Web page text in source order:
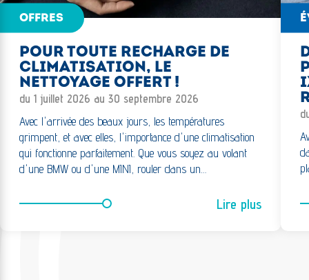
OFFRES
POUR TOUTE RECHARGE DE
CLIMATISATION, LE
NETTOYAGE OFFERT !
du 1 juillet 2026 au 30 septembre 2026
Avec l'arrivée des beaux jours, les températures
grimpent, et avec elles, l'importance d'une climatisation
qui fonctionne parfaitement. Que vous soyez au volant
d'une BMW ou d'une MINI, rouler dans un…
Lire plus